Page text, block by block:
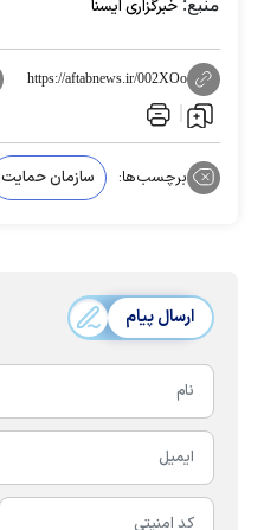
خبرگزاری ایسنا
https://aftabnews.ir/002XOo
برچسب‌ها: سازمان حمایت
ارسال پیام